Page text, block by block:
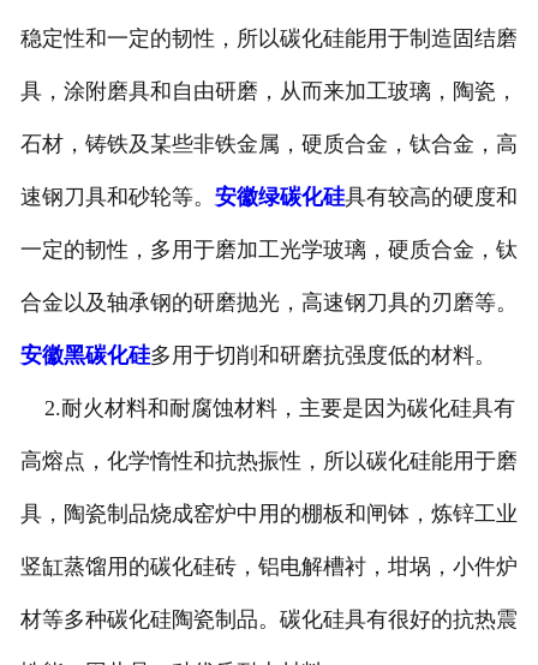
稳定性和一定的韧性，所以碳化硅能用于制造固结磨
具，涂附磨具和自由研磨，从而来加工玻璃，陶瓷，
石材，铸铁及某些非铁金属，硬质合金，钛合金，高
速钢刀具和砂轮等。 安徽绿碳化硅具有较高的硬度和
一定的韧性，多用于磨加工光学玻璃，硬质合金，钛
合金以及轴承钢的研磨抛光，高速钢刀具的刃磨等。
安徽黑碳化硅多用于切削和研磨抗强度低的材料。
2.耐火材料和耐腐蚀材料，主要是因为碳化硅具有
高熔点，化学惰性和抗热振性，所以碳化硅能用于磨
具，陶瓷制品烧成窑炉中用的棚板和闸钵，炼锌工业
竖缸蒸馏用的碳化硅砖，铝电解槽衬，坩埚，小件炉
材等多种碳化硅陶瓷制品。碳化硅具有很好的抗热震